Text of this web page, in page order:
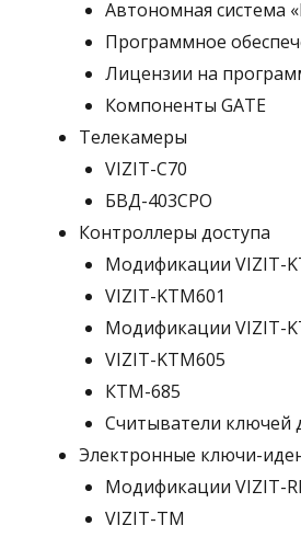
Автономная
Программное
Лицензии на
Компоненты GATE
Телекамеры
VIZIT-C70
БВД-403СРО
Контроллеры доступа
Модификации VIZIT-
VIZIT-KTM601
Модификации VIZIT-
VIZIT-KTM605
КТМ-685
Считыватели ключей
Электронные ключи-
Модификации VIZIT-
VIZIT-TM